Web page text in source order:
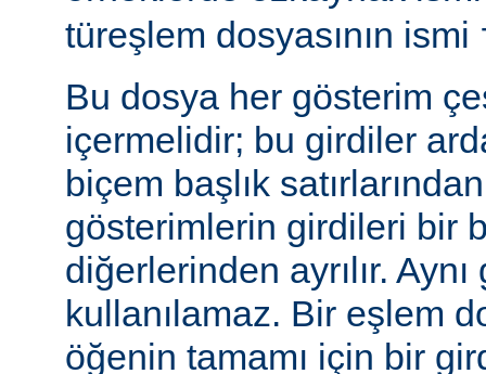
türeşlem dosyasının ismi
Bu dosya her gösterim
içermelidir; bu girdiler
biçem başlık
gösterimlerin girdileri bir
diğerlerinden ayrılır.
kullanılamaz. Bir eşlem
öğenin tamamı için bir